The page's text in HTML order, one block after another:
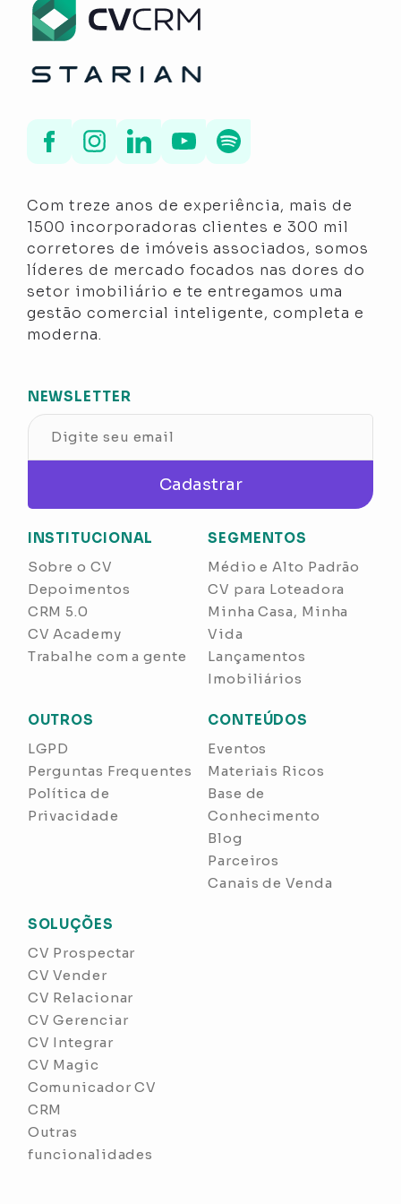
Com treze anos de experiência, mais de
1500 incorporadoras clientes e 300 mil
corretores de imóveis associados, somos
líderes de mercado focados nas dores do
setor imobiliário e te entregamos uma
gestão comercial inteligente, completa e
moderna.
INSTITUCIONAL
Sobre o CV
Depoimentos
CRM 5.0
CV Academy
Trabalhe com a gente
SEGMENTOS
Médio e Alto Padrão
CV para Loteadora
Minha Casa, Minha
Vida
Lançamentos
Imobiliários
OUTROS
LGPD
Perguntas Frequentes
Política de
Privacidade
CONTEÚDOS
Eventos
Materiais Ricos
Base de
Conhecimento
Blog
Parceiros
Canais de Venda
SOLUÇÕES
CV Prospectar
CV Vender
CV Relacionar
CV Gerenciar
CV Integrar
CV Magic
Comunicador CV
CRM
Outras
funcionalidades
NEWSLETTER
Cadastrar